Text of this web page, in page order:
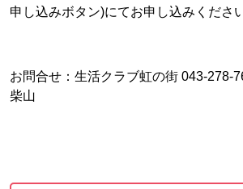
申し込みボタン)にてお申し込みください
お問合せ：生活クラブ虹の街 043-278-
柴山